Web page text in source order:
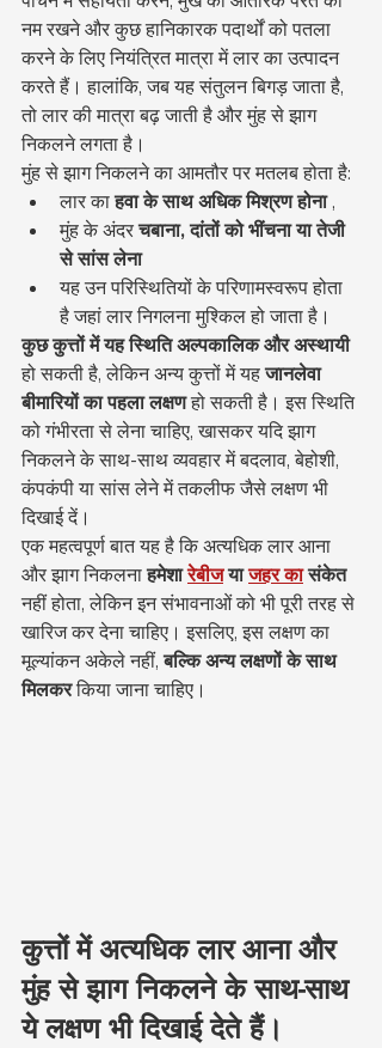
नम रखने और कुछ हानिकारक पदार्थों को पतला
करने के लिए नियंत्रित मात्रा में लार का उत्पादन
करते हैं। हालांकि, जब यह संतुलन बिगड़ जाता है,
तो लार की मात्रा बढ़ जाती है और मुंह से झाग
निकलने लगता है।
मुंह से झाग निकलने का आमतौर पर मतलब होता है:
लार का हवा के साथ अधिक मिश्रण होना ,
मुंह के अंदर चबाना, दांतों को भींचना या तेजी
से सांस लेना
यह उन परिस्थितियों के परिणामस्वरूप होता
है जहां लार निगलना मुश्किल हो जाता है।
कुछ कुत्तों में यह स्थिति अल्पकालिक और अस्थायी
हो सकती है, लेकिन अन्य कुत्तों में यह जानलेवा
बीमारियों का पहला लक्षण हो सकती है। इस स्थिति
को गंभीरता से लेना चाहिए, खासकर यदि झाग
निकलने के साथ-साथ व्यवहार में बदलाव, बेहोशी,
कंपकंपी या सांस लेने में तकलीफ जैसे लक्षण भी
दिखाई दें।
एक महत्वपूर्ण बात यह है कि अत्यधिक लार आना
और झाग निकलना हमेशा रेबीज या जहर का संकेत
नहीं होता, लेकिन इन संभावनाओं को भी पूरी तरह से
खारिज कर देना चाहिए। इसलिए, इस लक्षण का
मूल्यांकन अकेले नहीं, बल्कि अन्य लक्षणों के साथ
मिलकर किया जाना चाहिए।
कुत्तों में अत्यधिक लार आना और
मुंह से झाग निकलने के साथ-साथ
ये लक्षण भी दिखाई देते हैं।